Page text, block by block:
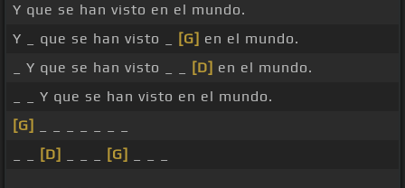
Y que se han visto en el mundo.
Y _ que se han visto _
[G] en el mundo.
_ Y que se han visto _ _
[D] en el mundo.
_ _ Y que se han visto en el mundo.
[G]
[D] [G]